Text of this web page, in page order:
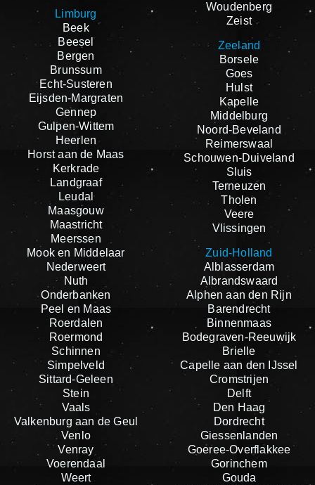
Limburg
Beek
Beesel
Bergen
Brunssum
Echt-Susteren
Eijsden-Margraten
Gennep
Gulpen-Wittem
Heerlen
Horst aan de Maas
Kerkrade
Landgraaf
Leudal
Maasgouw
Maastricht
Meerssen
Mook en Middelaar
Nederweert
Nuth
Onderbanken
Peel en Maas
Roerdalen
Roermond
Schinnen
Simpelveld
Sittard-Geleen
Stein
Vaals
Valkenburg aan de Geul
Venlo
Venray
Voerendaal
Weert
Woudenberg
Zeist
Zeeland
Borsele
Goes
Hulst
Kapelle
Middelburg
Noord-Beveland
Reimerswaal
Schouwen-Duiveland
Sluis
Terneuzen
Tholen
Veere
Vlissingen
Zuid-Holland
Alblasserdam
Albrandswaard
Alphen aan den Rijn
Barendrecht
Binnenmaas
Bodegraven-Reeuwijk
Brielle
Capelle aan den IJssel
Cromstrijen
Delft
Den Haag
Dordrecht
Giessenlanden
Goeree-Overflakkee
Gorinchem
Gouda